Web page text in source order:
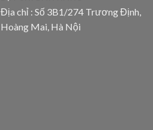
Địa chỉ : Số 3B1/274 Trương Định,
Hoàng Mai, Hà Nội